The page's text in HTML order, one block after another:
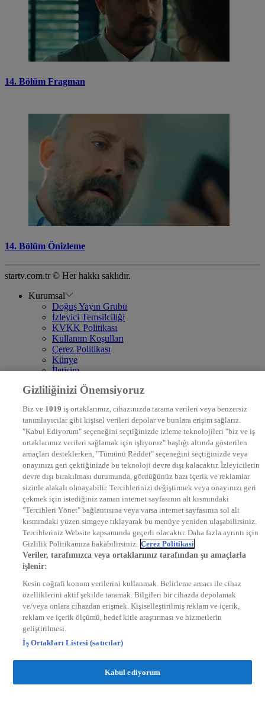
14. Bölüm Fragman
14. Bölüm Önizleme
startv.com.tr © Her hakkı saklıdır.
Kurumsal
Doğuş Yayın Grubu
İzleyici Temsilciliği
KVKK Politikası
Kullanım Koşulları
Çerez Politikası
Künye
İletişim
DYG Televizyonlar
STAR
EURO STAR
KRAL POP TV
DYG Radyolar
NTV RADYO
KRAL FM
KRAL POP
EKSEN
VOYAGE
DYG Dijital
ntv.com.tr
ntvspor.net
secim.ntv.com.tr
startv.com.tr
kralmuzik.com.tr
Gizliliğinizi Önemsiyoruz
Biz ve 1019 iş ortaklarımız, cihazınızda tarama verileri veya benzersiz
tanımlayıcılar gibi kişisel verileri depolar ve bunlara erişim sağlarız.
"Kabul Ediyorum" seçeneğini seçtiğinizde izleme teknolojileri "biz ve iş
ortaklarımız verileri sağlamak için işliyoruz" başlığı altında gösterilen
amaçları desteklerken, "Tümünü Reddet" seçeneğini seçtiğinizde veya
onayınızı geri çektiğinizde bu teknoloji devre dışı kalacaktır. İzleyicilerin
devre dışı bırakılması durumunda, gördüğünüz bazı içerik ve reklamlar
sizinle alakalı olmayabilir. Tercihlerinizi değiştirmek veya onayınızı geri
çekmek için istediğiniz zaman internet sayfasının alt kısmındaki
"Tercihleri Yönet" bağlantısına veya varsa internet sayfasının sol alt
kısmındaki yüzen simgeye tıklayarak bu menüye yeniden ulaşabilirsiniz.
Tercihleriniz Website kapsamında geçerli olacaktır. Daha fazla ayrıntı için
Gizlilik Politikamıza bakabilirsiniz. Çerez Politikasi
Veriler, tarafımızca veya ortaklarımız tarafından şu amaçlarla
işlenir:
Kesin coğrafi konum verilerini kullanmak. Belirleme amacı ile cihaz
özelliklerini aktif şekilde taramak. Bilgileri bir cihazda depolamak
ve/veya onlara cihazdan erişmek. Kişiselleştirilmiş reklam ve içerik,
reklam ve içerik ölçümü, hedef kitle araştırması ve hizmetlerin
geliştirilmesi.
İş Ortakları Listesi (satıcılar)
Kabul ediyorum